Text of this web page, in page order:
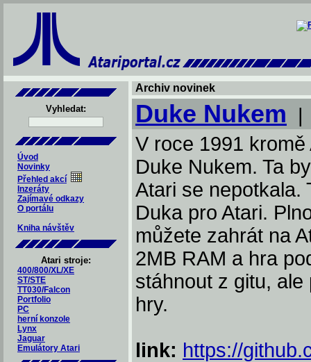
Vyhledat:
Úvod
Novinky
Přehled akcí
Inzeráty
Zajímavé odkazy
O portálu
Kniha návštěv
Atari stroje:
400/800/XL/XE
ST/STE
TT030/Falcon
Portfolio
PC
herní konzole
Lynx
Jaguar
Emulátory Atari
Archiv novinek
Duke Nukem
V roce 1991
Duke Nukem. Ta
Atari se nepotkala.
Duka pro Atari.
můžete zahrát na
2MB RAM a hra
stáhnout z gitu,
hry.
link: https://